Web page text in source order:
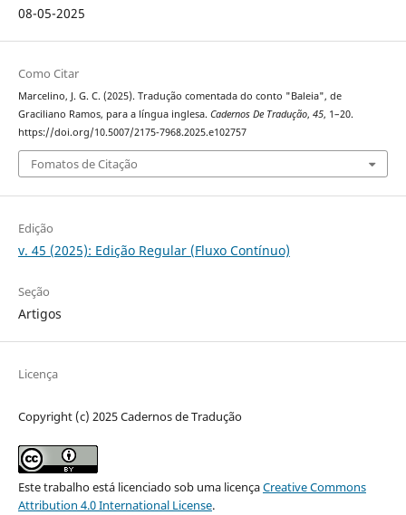
08-05-2025
Como Citar
Marcelino, J. G. C. (2025). Tradução comentada do conto "Baleia", de
Graciliano Ramos, para a língua inglesa. Cadernos De Tradução, 45, 1–20.
https://doi.org/10.5007/2175-7968.2025.e102757
Fomatos de Citação
Edição
v. 45 (2025): Edição Regular (Fluxo Contínuo)
Seção
Artigos
Licença
Copyright (c) 2025 Cadernos de Tradução
Este trabalho está licenciado sob uma licençaCreative Commons
Attribution 4.0 International License.